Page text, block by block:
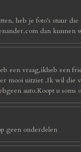
heb je foto's stuur die
dan kunnen
een vraag,ikheb een
er mooi uitziet .Ik wil die
auto.Koopt u
geen onderdelen